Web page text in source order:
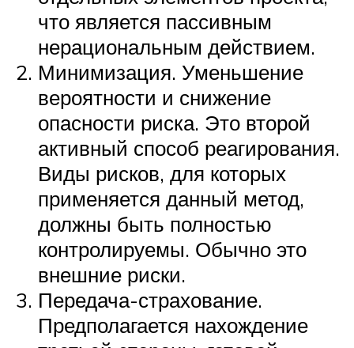
что является пассивным
нерациональным действием.
Минимизация. Уменьшение
вероятности и снижение
опасности риска. Это второй
активный способ реагирования.
Виды рисков, для которых
применяется данный метод,
должны быть полностью
контролируемы. Обычно это
внешние риски.
Передача-страхование.
Предполагается нахождение